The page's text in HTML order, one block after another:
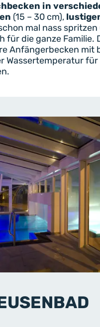
in
(15 – 30 cm),
mal nass
für die ganze Familie.
Anfängerbecken mit
Wassertemperatur für